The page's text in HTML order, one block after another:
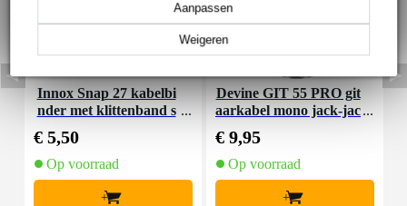
Weigeren
Aanpassen
Innox Snap 27 kabelbi
nder met klittenband s
€ 5,50
Op voorraad
+
Devine GIT 55 PRO git
aarkabel mono jack-jac
€ 9,95
Op voorraad
+